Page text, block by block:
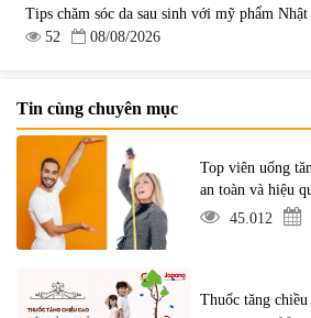
Tips chăm sóc da sau sinh với mỹ phẩm Nhật
52
08/08/2026
Tin cùng chuyên mục
Top viên uống
an toàn và hiệu
45.012
Thuốc tăng